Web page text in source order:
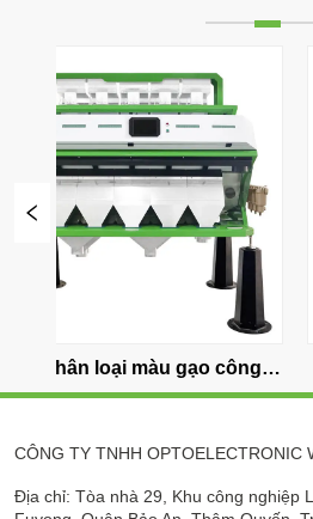
Máy Phân Loại Màu Gạo
Tích Lớn 7 Máng
CÔNG TY TNHH OPTOELECTRONIC
Địa chỉ: Tòa nhà 29, Khu công nghiệp